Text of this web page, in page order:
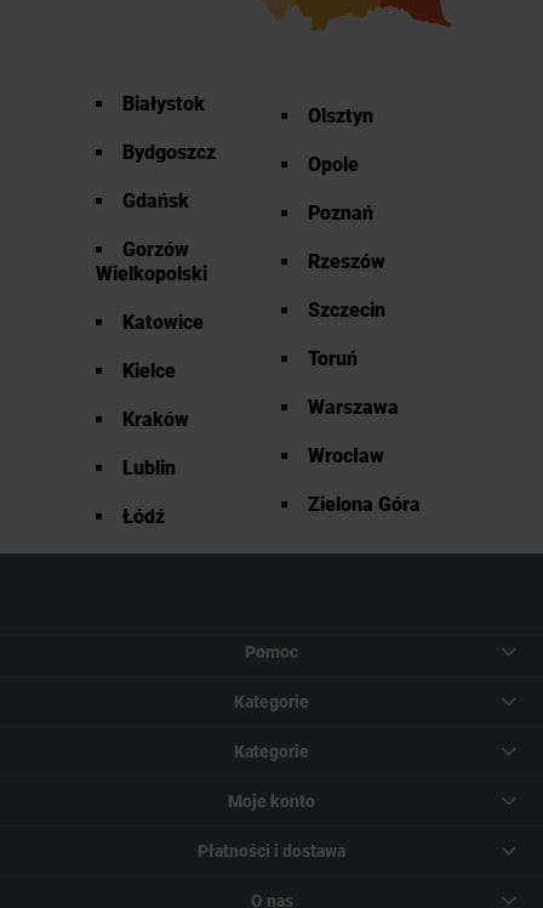
Białystok
Bydgoszcz
Gdańsk
Gorzów
Wielkopolski
Katowice
Kielce
Kraków
Lublin
Łódź
Olsztyn
Opole
Poznań
Rzeszów
Szczecin
Toruń
Warszawa
Wrocław
Zielona Góra
Pomoc
Kategorie
Kategorie
Moje konto
Płatności i dostawa
O nas